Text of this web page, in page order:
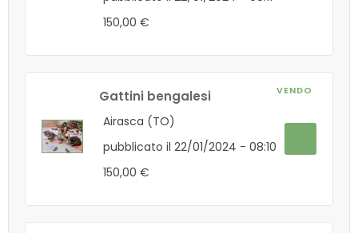
150,00 €
VENDO
Gattini bengalesi
Airasca (TO)
pubblicato il 22/01/2024 - 08:10
150,00 €